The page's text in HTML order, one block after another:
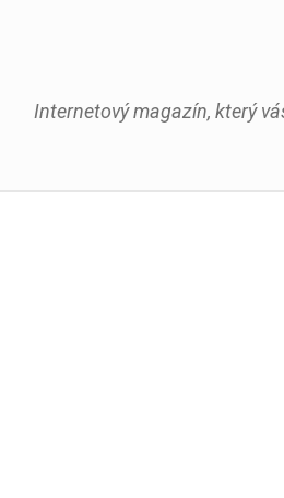
Internetový magazín, který